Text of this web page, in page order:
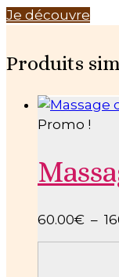
Je découvre
Produits
Promo !
60.00€ –